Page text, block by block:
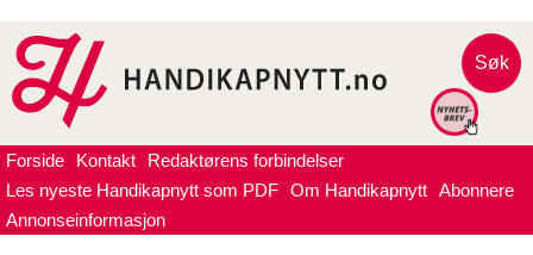
Søk
Forside Kontakt
Redaktørens forbindelser
Les nyeste Handikapnytt som PDF Om Handikapnytt Abonnere
Annonseinformasjon